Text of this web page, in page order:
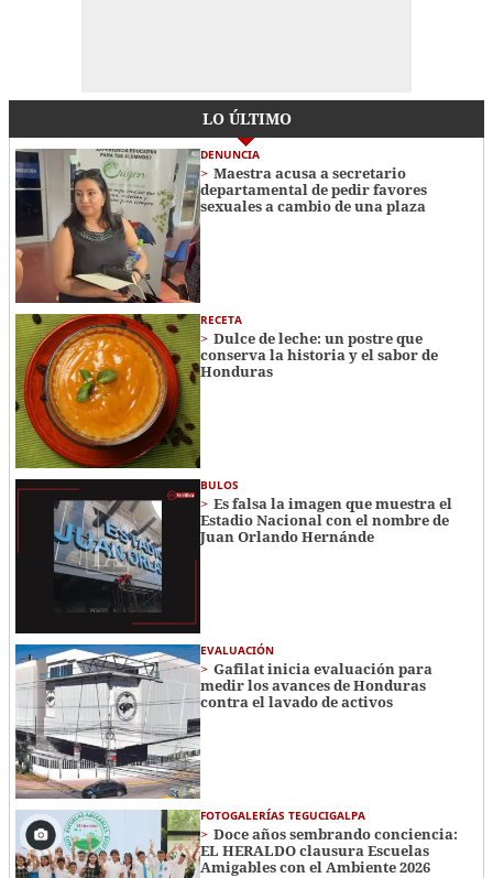
LO ÚLTIMO
DENUNCIA
Maestra acusa a secretario
departamental de pedir favores
sexuales a cambio de una plaza
RECETA
Dulce de leche: un postre que
conserva la historia y el sabor de
Honduras
BULOS
Es falsa la imagen que muestra el
Estadio Nacional con el nombre de
Juan Orlando Hernánde
EVALUACIÓN
Gafilat inicia evaluación para
medir los avances de Honduras
contra el lavado de activos
FOTOGALERÍAS TEGUCIGALPA
Doce años sembrando conciencia:
EL HERALDO clausura Escuelas
Amigables con el Ambiente 2026